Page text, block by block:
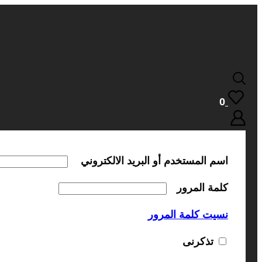
0
اسم المستخدم أو البريد الالكتروني
كلمة المرور
نسيت كلمة المرور
تذكرنى